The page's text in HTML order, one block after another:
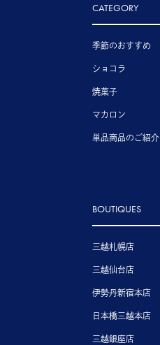
CATEGORY
季節のおすすめ
ショコラ
焼菓子
マカロン
単品商品のご紹介
BOUTIQUES
三越札幌店
三越仙台店
伊勢丹新宿本店
日本橋三越本店
三越銀座店